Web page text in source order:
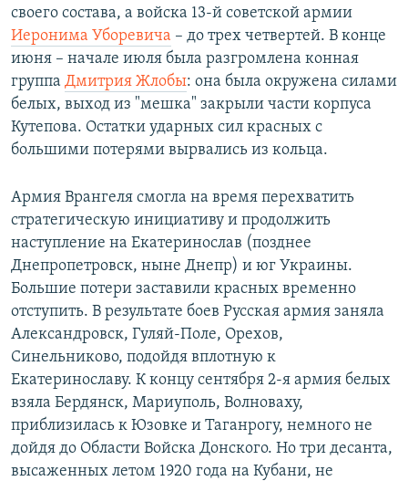
своего состава, а войска 13-й советской армии
Иеронима Уборевича – до трех четвертей. В конце
июня – начале июля была разгромлена конная
группа Дмитрия Жлобы: она была окружена силами
белых, выход из "мешка" закрыли части корпуса
Кутепова. Остатки ударных сил красных с
большими потерями вырвались из кольца.
Армия Врангеля смогла на время перехватить
стратегическую инициативу и продолжить
наступление на Екатеринослав (позднее
Днепропетровск, ныне Днепр) и юг Украины.
Большие потери заставили красных временно
отступить. В результате боев Русская армия заняла
Александровск, Гуляй-Поле, Орехов,
Синельниково, подойдя вплотную к
Екатеринославу. К концу сентября 2-я армия белых
взяла Бердянск, Мариуполь, Волноваху,
приблизилась к Юзовке и Таганрогу, немного не
дойдя до Области Войска Донского. Но три десанта,
высаженных летом 1920 года на Кубани, не